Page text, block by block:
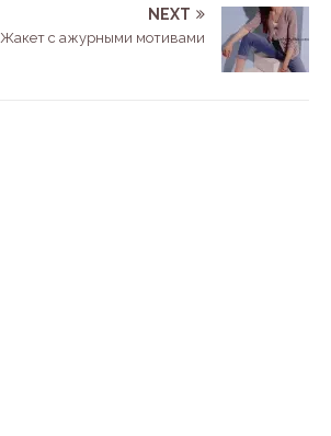
NEXT
Жакет с ажурными мотивами